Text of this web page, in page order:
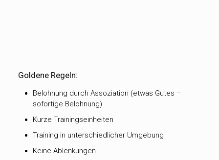
Goldene Regeln:
Belohnung durch Assoziation (etwas Gutes –
sofortige Belohnung)
Kurze Trainingseinheiten
Training in unterschiedlicher Umgebung
Keine Ablenkungen